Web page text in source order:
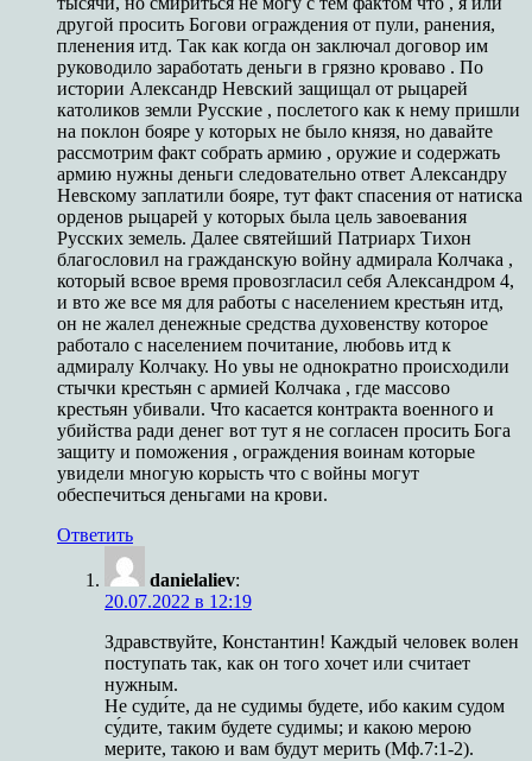
другой просить Богови ограждения от пули, ранения,
пленения итд. Так как когда он заключал договор им
руководило заработать деньги в грязно кроваво . По
истории Александр Невский защищал от рыцарей
католиков земли Русские , послетого как к нему пришли
на поклон бояре у которых не было князя, но давайте
рассмотрим факт собрать армию , оружие и содержать
армию нужны деньги следовательно ответ Александру
Невскому заплатили бояре, тут факт спасения от натиска
орденов рыцарей у которых была цель завоевания
Русских земель. Далее святейший Патриарх Тихон
благословил на гражданскую войну адмирала Колчака ,
который всвое время провозгласил себя Александром 4,
и вто же все мя для работы с населением крестьян итд,
он не жалел денежные средства духовенству которое
работало с населением почитание, любовь итд к
адмиралу Колчаку. Но увы не однократно происходили
стычки крестьян с армией Колчака , где массово
крестьян убивали. Что касается контракта военного и
убийства ради денег вот тут я не согласен просить Бога
защиту и поможения , ограждения воинам которые
увидели многую корысть что с войны могут
обеспечиться деньгами на крови.
Ответить
danielaliev:
20.07.2022 в 12:19
Здравствуйте, Константин! Каждый человек волен
поступать так, как он того хочет или считает
нужным.
Не суди́те, да не судимы будете, ибо каким судом
су́дите, таким будете судимы; и какою мерою
мерите, такою и вам будут мерить (Мф.7:1-2).